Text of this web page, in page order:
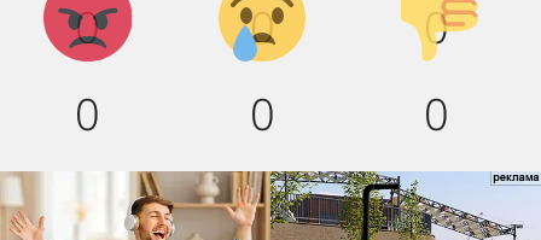
0 0 0
0
(
0
вниз!
0